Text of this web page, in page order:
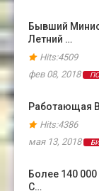
Бывший
Летний …
Hits:4509
фев 08, 2018
Работающая
Hits:4386
мая 13, 2018
Более 140
С…